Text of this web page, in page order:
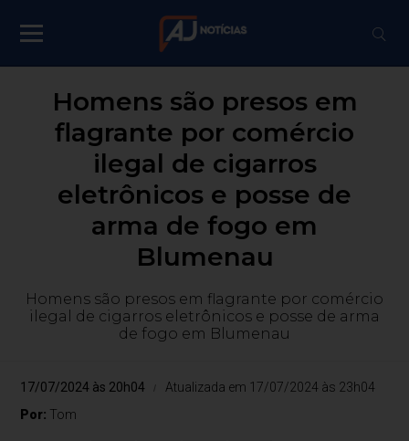
Homens são presos em
flagrante por comércio
ilegal de cigarros
eletrônicos e posse de
arma de fogo em
Blumenau
Homens são presos em flagrante por comércio
ilegal de cigarros eletrônicos e posse de arma
de fogo em Blumenau
17/07/2024 às 20h04
Atualizada em 17/07/2024 às 23h04
Por: Tom